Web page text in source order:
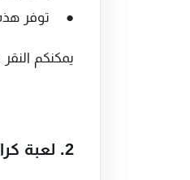
● توفر هذه
يمكنكم
2. لعبة كراش